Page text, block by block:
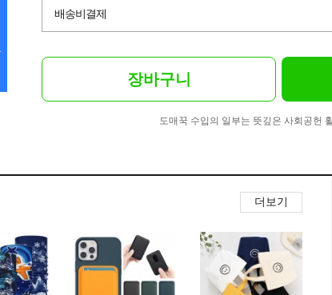
배송비결제
장바구니
도매꾹 수입의 일부는 뜻깊은 사회공헌
더보기